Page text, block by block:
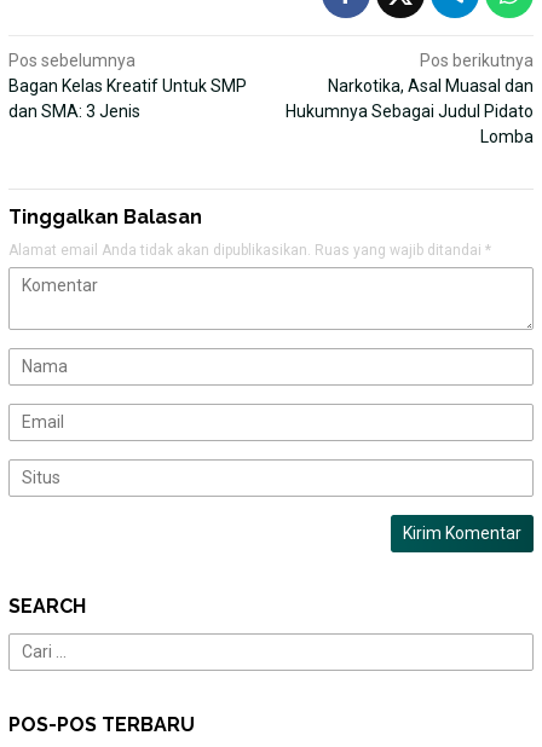
Navigasi
pos
Pos sebelumnya
Bagan Kelas Kreatif Untuk SMP
dan SMA: 3 Jenis
Pos berikutnya
Narkotika, Asal Muasal dan
Hukumnya Sebagai Judul Pidato
Lomba
Tinggalkan Balasan
Alamat email Anda tidak akan dipublikasikan. Ruas yang wajib ditandai *
SEARCH
Cari
untuk:
POS-POS TERBARU